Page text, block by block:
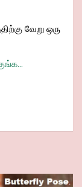
வேறு ஒரு